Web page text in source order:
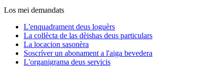
Los mei demandats
L'enquadrament deus loguèrs
La collècta de las dèishas deus particulars
La locacion sasonèra
Soscríver un abonament a l'aiga bevedera
L'organigrama deus servicis